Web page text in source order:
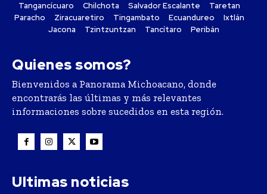
Tangancícuaro
Chilchota Salvador Escalante
Taretan
Paracho
Ziracuaretiro Tingambato Ecuandureo
Ixtlán
Jacona
Tzintzuntzan Tancítaro Peribán
Quienes somos?
Bienvenidos a Panorama Michoacano, donde
encontrarás las últimas y más relevantes
informaciones sobre sucedidos en esta región.
Ultimas noticias